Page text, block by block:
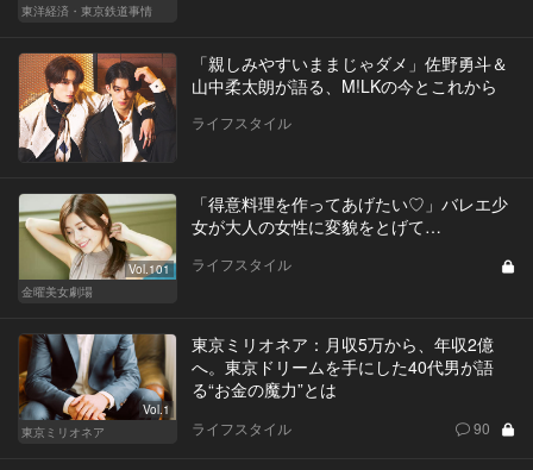
東洋経済・東京鉄道事情
「親しみやすいままじゃダメ」佐野勇斗＆
山中柔太朗が語る、M!LKの今とこれから
ライフスタイル
Vol.101
金曜美女劇場
「得意料理を作ってあげたい♡」バレエ少
女が大人の女性に変貌をとげて…
ライフスタイル
Vol.1
東京ミリオネア
東京ミリオネア：月収5万から、年収2億
へ。東京ドリームを手にした40代男が語
る“お金の魔力”とは
ライフスタイル 90